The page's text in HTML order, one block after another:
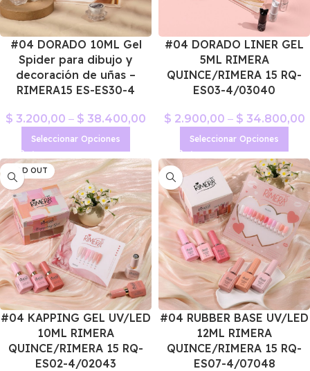
#04 DORADO 10ML Gel
Spider para dibujo y
decoración de uñas –
RIMERA15 ES-ES30-4
$ 3.200,00 – $ 38.400,00
Seleccionar Opciones
#04 DORADO LINER GEL
5ML RIMERA
QUINCE/RIMERA 15 RQ-
ES03-4/03040
$ 2.900,00 – $ 34.800,00
Seleccionar Opciones
SOLD OUT
#04 KAPPING GEL UV/LED
10ML RIMERA
QUINCE/RIMERA 15 RQ-
ES02-4/02043
#04 RUBBER BASE UV/LED
12ML RIMERA
QUINCE/RIMERA 15 RQ-
ES07-4/07048